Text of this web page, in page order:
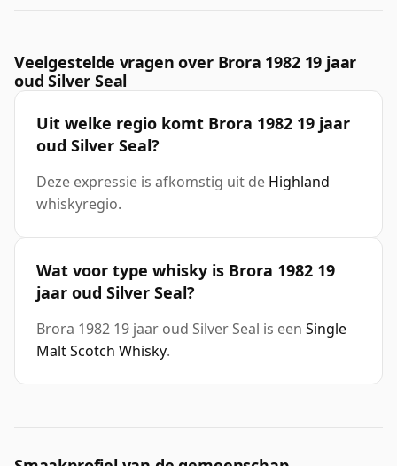
Veelgestelde vragen over Brora 1982 19 jaar
oud Silver Seal
Uit welke regio komt Brora 1982 19 jaar
oud Silver Seal?
Deze expressie is afkomstig uit de Highland
whiskyregio.
Wat voor type whisky is Brora 1982 19
jaar oud Silver Seal?
Brora 1982 19 jaar oud Silver Seal is een Single
Malt Scotch Whisky.